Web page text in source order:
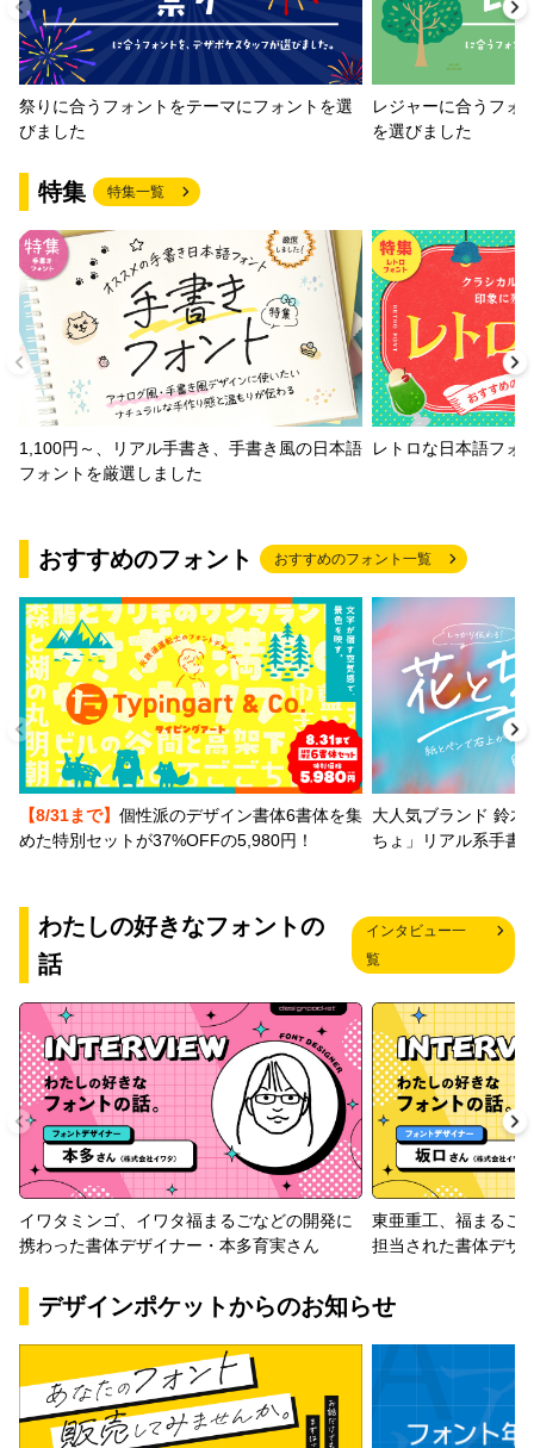
祭りに合うフォントをテーマにフォントを選
びました
レジャーに合うフォ
を選びました
特集 特集一覧
1,100円～、リアル手書き、手書き風の日本語
フォントを厳選しました
レトロな日本語フォ
おすすめのフォント おすすめのフォント一覧
【8/31まで】 個性派のデザイン書体6書体を集
めた特別セットが37%OFFの5,980円！
大人気ブランド 鈴木
ちょ」リアル系手書
わたしの好きなフォントの
話
インタビュー一
覧
イワタミンゴ、イワタ福まるごなどの開発に
携わった書体デザイナー・本多育実さん
東亜重工、福まるご
担当された書体デザ
デザインポケットからのお知らせ